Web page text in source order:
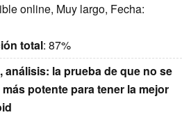
online, Muy largo, Fecha:
total: 87%
análisis: la prueba de que no se
potente para tener la mejor